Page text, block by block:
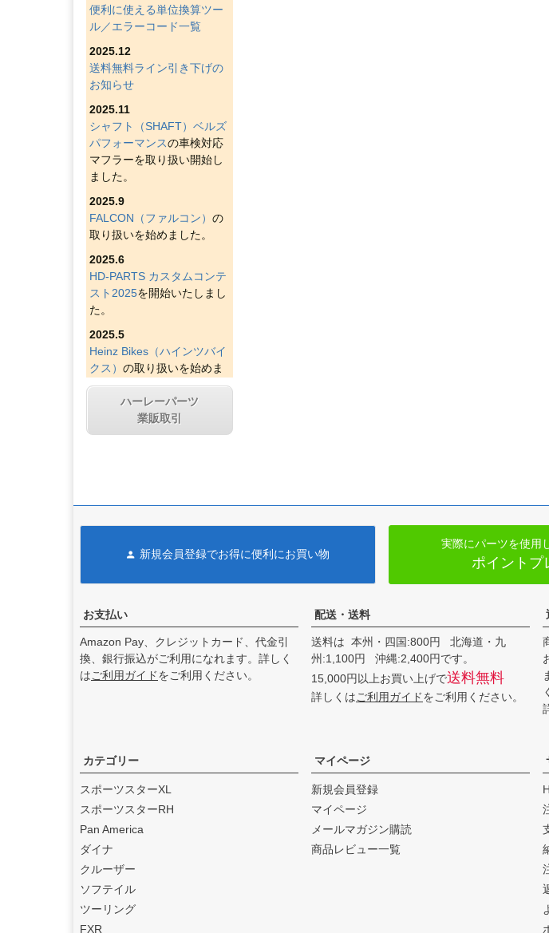
便利に使える単位換算ツー
ル／エラーコード一覧
2025.12
送料無料ライン引き下げの
お知らせ
2025.11
シャフト（SHAFT）ベルズ
パフォーマンスの車検対応
マフラーを取り扱い開始し
ました。
2025.9
FALCON（ファルコン） の
取り扱いを始めました。
2025.6
HD-PARTS カスタムコンテ
スト2025を開始いたしまし
た。
2025.5
Heinz Bikes（ハインツバイ
クス） の取り扱いを始めま
した。
2025.4
Figurati Designs（フィグラ
D&D エキゾースト（ディー
た。
feture ヘルメット（フュー
チャーヘルメット）の取り
扱いを始めました。
ました。
2024.12
s（ブローパフォーマンスエ
キゾースト）
始めました。
2024.11
By City（バイ シティ）
本総代理店となりました。
ハーレーパーツ
業販取引
新規会員登録でお得に便利にお買い物
実際にパーツを使用
ポイントプ
お支払い
Amazon Pay、クレジットカード、代金引
換、銀行振込がご利用になれます。詳しく
はご利用ガイドをご利用ください。
配送・送料
送料は 本州・四国:800円 北海道・九
州:1,100円 沖縄:2,400円です。
15,000円以上お買い上げで送料無料
詳しくはご利用ガイドをご利用ください。
カテゴリー
スポーツスターXL
スポーツスターRH
Pan America
ダイナ
クルーザー
ソフテイル
ツーリング
FXR
マイページ
新規会員登録
マイページ
メールマガジン購読
商品レビュー一覧